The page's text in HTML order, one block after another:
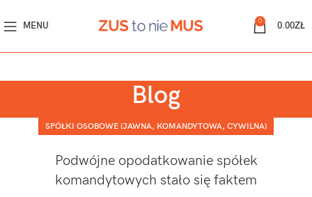
MENU 0 0.00ZŁ
Blog
SPÓŁKI OSOBOWE (JAWNA, KOMANDYTOWA, CYWILNA)
Podwójne opodatkowanie spółek
komandytowych stało się faktem